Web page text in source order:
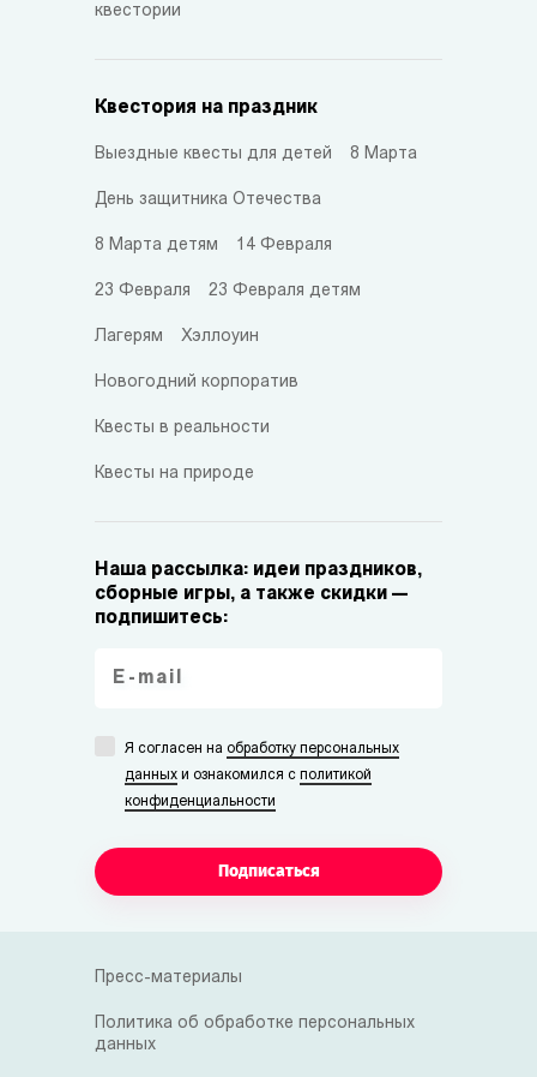
квестории
Квестория на праздник
Выездные квесты для детей 8 Марта
День защитника Отечества
8 Марта детям 14 Февраля
23 Февраля 23 Февраля детям
Лагерям Хэллоуин
Новогодний корпоратив
Квесты в реальности
Квесты на природе
Наша рассылка: идеи праздников,
сборные игры, а также скидки —
подпишитесь:
Я согласен на обработку персональных
данных и ознакомился с политикой
конфиденциальности
Подписаться
Пресс-материалы
Политика об обработке персональных
данных